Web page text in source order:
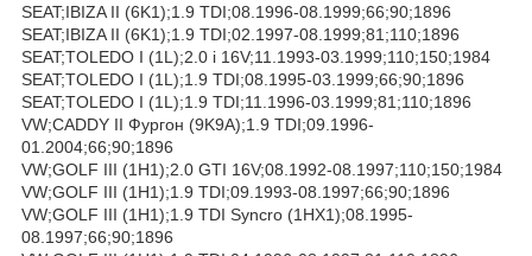
SEAT;IBIZA II (6K1);1.9 TDI;08.1996-08.1999;66;90;1896
SEAT;IBIZA II (6K1);1.9 TDI;02.1997-08.1999;81;110;1896
SEAT;TOLEDO I (1L);2.0 i 16V;11.1993-03.1999;110;150;1984
SEAT;TOLEDO I (1L);1.9 TDI;08.1995-03.1999;66;90;1896
SEAT;TOLEDO I (1L);1.9 TDI;11.1996-03.1999;81;110;1896
VW;CADDY II Фургон (9K9A);1.9 TDI;09.1996-
01.2004;66;90;1896
VW;GOLF III (1H1);2.0 GTI 16V;08.1992-08.1997;110;150;1984
VW;GOLF III (1H1);1.9 TDI;09.1993-08.1997;66;90;1896
VW;GOLF III (1H1);1.9 TDI Syncro (1HX1);08.1995-
08.1997;66;90;1896